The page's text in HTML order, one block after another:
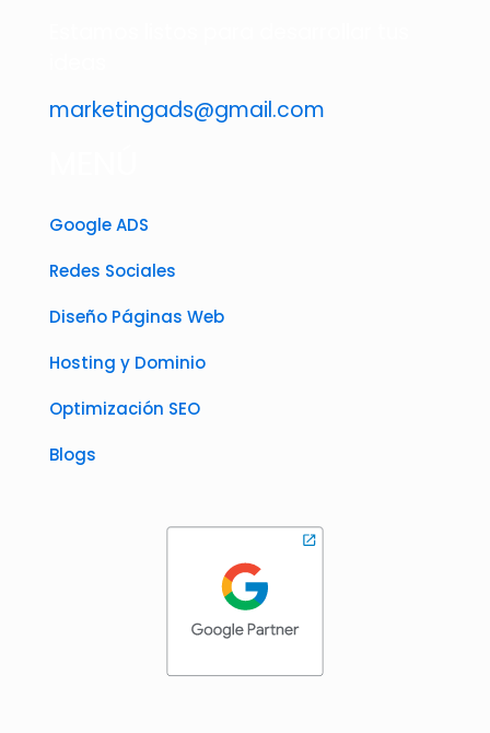
marketingads@gmail.com
Google ADS
Redes Sociales
Diseño Páginas Web
Hosting y Dominio
Optimización SEO
Blogs